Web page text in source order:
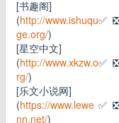
[书趣阁]
(http://www.ishuqu
ge.org/)
✅
[星空中文]
(http://www.xkzw.o
rg/)
✅
[乐文小说网]
(https://www.lewe
nn.net/)
✅